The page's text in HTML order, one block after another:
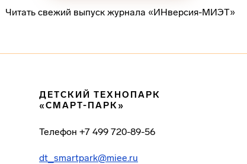
Читать свежий выпуск журнала «ИНверсия-МИЭТ»
ДЕТСКИЙ ТЕХНОПАРК
«СМАРТ-ПАРК»
Телефон +7 499 720-89-56
dt_smartpark@miee.ru